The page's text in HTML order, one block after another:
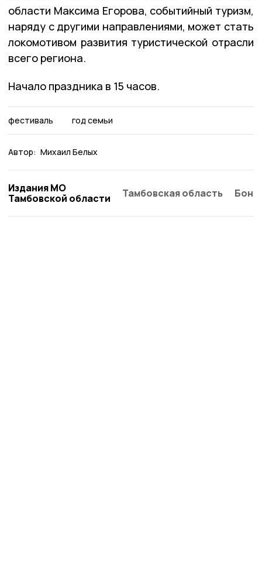
области Максима Егорова, событийный туризм,
наряду с другими направлениями, может стать
локомотивом развития туристической отрасли
всего региона.
Начало праздника в 15 часов.
фестиваль год семьи
Автор: Михаил Белых
Издания МО
Тамбовской области
Тамбовская область